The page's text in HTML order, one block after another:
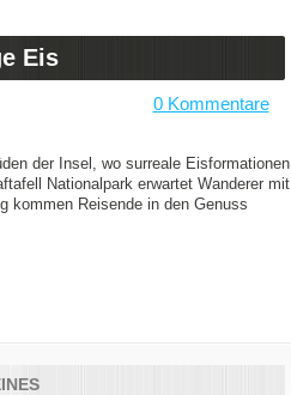
Eis
0 Kommentare
der Insel, wo surreale Eisformationen
Nationalpark erwartet Wanderer mit
kommen Reisende in den Genuss